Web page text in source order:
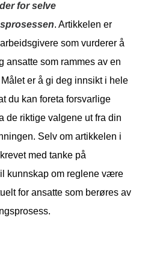
for selve
. Artikkelen er
som vurderer å
ansatte som rammes av en
er å gi deg innsikt i hele
du kan foreta forsvarlige
de riktige valgene ut fra din
Selv om artikkelen i
med tanke på
kunnskap om reglene være
for ansatte som berøres av